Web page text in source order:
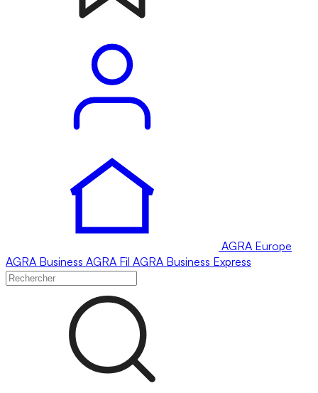
AGRA Europe
AGRA Business AGRA Fil AGRA Business Express